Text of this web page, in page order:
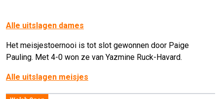
Alle uitslagen dames
Het meisjestoernooi is tot slot gewonnen door Paige
Pauling. Met 4-0 won ze van Yazmine Ruck-Havard.
Alle uitslagen meisjes